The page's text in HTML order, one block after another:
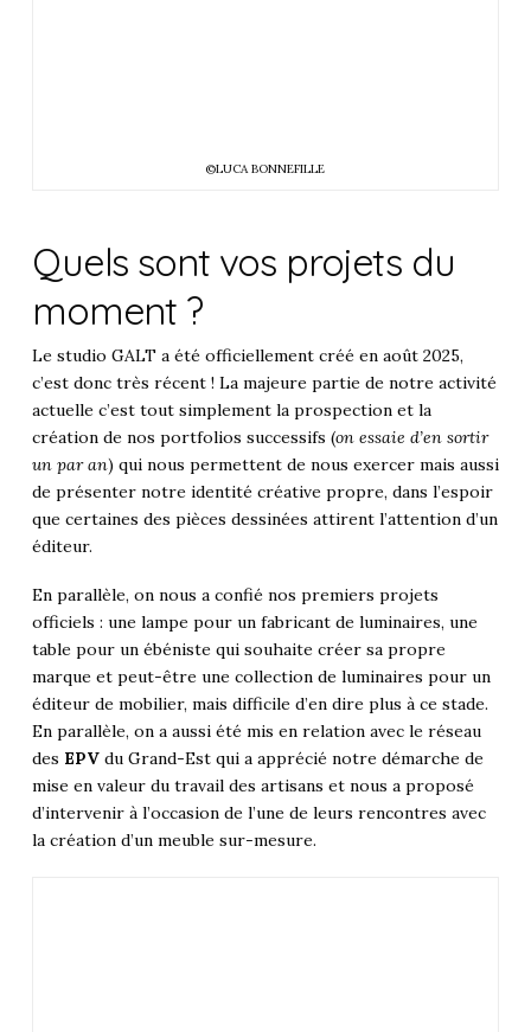
©LUCA BONNEFILLE
Quels sont vos projets du
moment ?
Le studio GALT a été officiellement créé en août 2025,
c’est donc très récent ! La majeure partie de notre activité
actuelle c’est tout simplement la prospection et la
création de nos portfolios successifs (on essaie d’en sortir
un par an) qui nous permettent de nous exercer mais aussi
de présenter notre identité créative propre, dans l’espoir
que certaines des pièces dessinées attirent l’attention d’un
éditeur.
En parallèle, on nous a confié nos premiers projets
officiels : une lampe pour un fabricant de luminaires, une
table pour un ébéniste qui souhaite créer sa propre
marque et peut-être une collection de luminaires pour un
éditeur de mobilier, mais difficile d’en dire plus à ce stade.
En parallèle, on a aussi été mis en relation avec le réseau
des EPVdu Grand-Est qui a apprécié notre démarche de
mise en valeur du travail des artisans et nous a proposé
d’intervenir à l’occasion de l’une de leurs rencontres avec
la création d’un meuble sur-mesure.